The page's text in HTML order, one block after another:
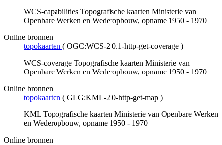
WCS-capabilities Topografische kaarten Ministerie van
Openbare Werken en Wederopbouw, opname 1950 - 1970
Online bronnen
topokaarten ( OGC:WCS-2.0.1-http-get-coverage )
WCS-coverage Topografische kaarten Ministerie van
Openbare Werken en Wederopbouw, opname 1950 - 1970
Online bronnen
topokaarten ( GLG:KML-2.0-http-get-map )
KML Topografische kaarten Ministerie van Openbare Werken
en Wederopbouw, opname 1950 - 1970
Online bronnen